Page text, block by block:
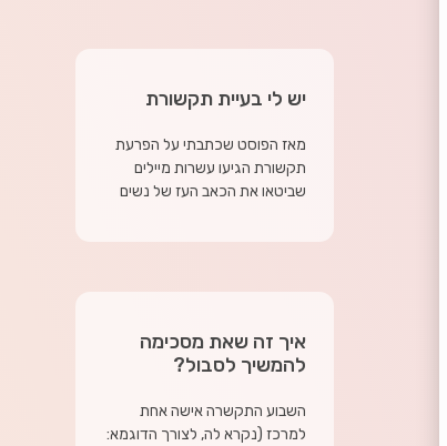
יש לי בעיית תקשורת
מאז הפוסט שכתבתי על הפרעת
תקשורת הגיעו עשרות מיילים
שביטאו את הכאב העז של נשים
איך זה שאת מסכימה
להמשיך לסבול?
השבוע התקשרה אישה אחת
למרכז (נקרא לה, לצורך הדוגמא: